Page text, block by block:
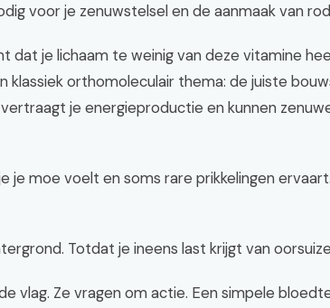
voor je zenuwstelsel en de aanmaak van
dat je lichaam te weinig van deze vitamine
klassiek orthomoleculair thema: de juiste
je energieproductie en kunnen
je moe voelt en soms rare prikkelingen
Totdat je ineens last krijgt van
vlag. Ze vragen om actie. Een simpele